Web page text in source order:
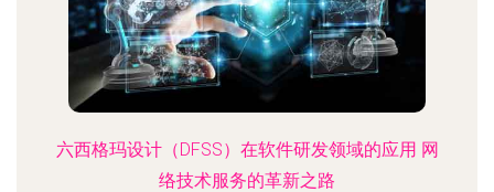
六西格玛设计（DFSS）在软件研发领域的应用 网
络技术服务的革新之路